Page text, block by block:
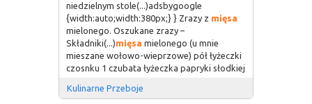
niedzielnym stole(...)adsbygoogle
{width:auto;width:380px;} } Zrazy z mięsa
mielonego. Oszukane zrazy –
Składniki(...)mięsa mielonego (u mnie
mieszane wołowo-wieprzowe) pół łyżeczki
czosnku 1 czubata łyżeczka papryki słodkiej
Kulinarne Przeboje